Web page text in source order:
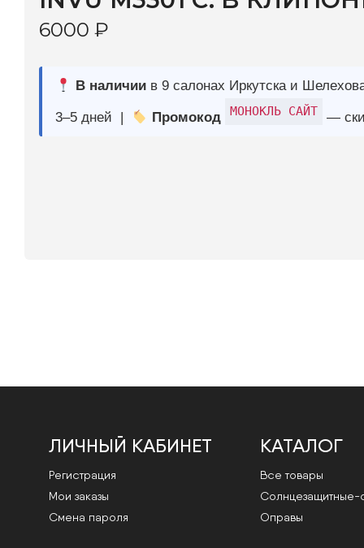
ЛИЧНЫЙ КАБИНЕТ
Регистрация
Мои заказы
Смена пароля
КАТАЛОГ
Все товары
Cолнцезащитные-
Оправы